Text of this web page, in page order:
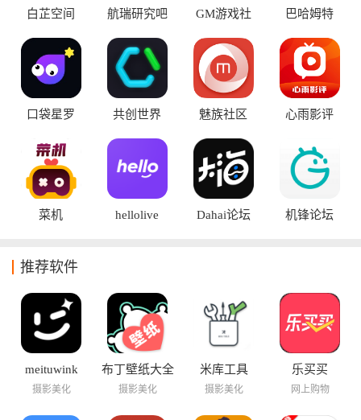
白芷空间 航瑞研究吧 GM游戏社 巴哈姆特
口袋星罗 共创世界 魅族社区 心雨影评
菜机 hellolive Dahai论坛 机锋论坛
推荐软件
meituwink
摄影美化
布丁壁纸大全
摄影美化
米库工具
摄影美化
乐买买
网上购物